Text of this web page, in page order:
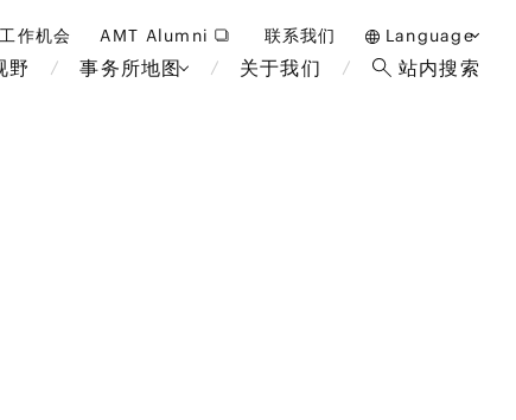
工作机会 AMT Alumni 联系我们 Language
日本語
野 事务所地图 关于我们 站内搜索